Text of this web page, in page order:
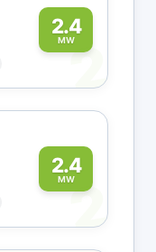
2.4
MW2
2.4
MW2